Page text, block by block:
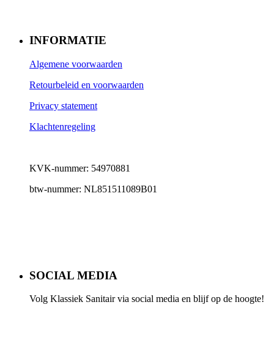
INFORMATIE
Algemene voorwaarden
Retourbeleid en voorwaarden
Privacy statement
Klachtenregeling
KVK-nummer: 54970881
btw-nummer: NL851511089B01
SOCIAL MEDIA
Volg Klassiek Sanitair via social media en blijf op de hoogte!